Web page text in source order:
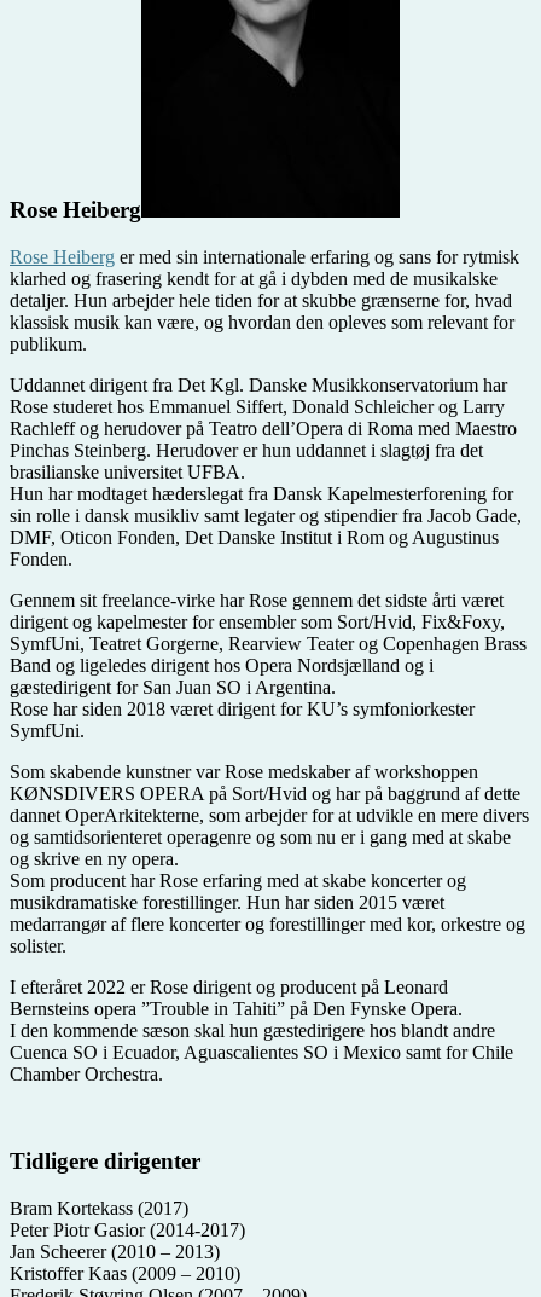
Rose Heiberg
Rose Heiberg er med sin internationale erfaring og sans for rytmisk
klarhed og frasering kendt for at gå i dybden med de musikalske
detaljer. Hun arbejder hele tiden for at skubbe grænserne for, hvad
klassisk musik kan være, og hvordan den opleves som relevant for
publikum.
Uddannet dirigent fra Det Kgl. Danske Musikkonservatorium har
Rose studeret hos Emmanuel Siffert, Donald Schleicher og Larry
Rachleff og herudover på Teatro dell’Opera di Roma med Maestro
Pinchas Steinberg. Herudover er hun uddannet i slagtøj fra det
brasilianske universitet UFBA.
Hun har modtaget hæderslegat fra Dansk Kapelmesterforening for
sin rolle i dansk musikliv samt legater og stipendier fra Jacob Gade,
DMF, Oticon Fonden, Det Danske Institut i Rom og Augustinus
Fonden.
Gennem sit freelance-virke har Rose gennem det sidste årti været
dirigent og kapelmester for ensembler som Sort/Hvid, Fix&Foxy,
SymfUni, Teatret Gorgerne, Rearview Teater og Copenhagen Brass
Band og ligeledes dirigent hos Opera Nordsjælland og i
gæstedirigent for San Juan SO i Argentina.
Rose har siden 2018 været dirigent for KU’s symfoniorkester
SymfUni.
Som skabende kunstner var Rose medskaber af workshoppen
KØNSDIVERS OPERA på Sort/Hvid og har på baggrund af dette
dannet OperArkitekterne, som arbejder for at udvikle en mere divers
og samtidsorienteret operagenre og som nu er i gang med at skabe
og skrive en ny opera.
Som producent har Rose erfaring med at skabe koncerter og
musikdramatiske forestillinger. Hun har siden 2015 været
medarrangør af flere koncerter og forestillinger med kor, orkestre og
solister.
I efteråret 2022 er Rose dirigent og producent på Leonard
Bernsteins opera ”Trouble in Tahiti” på Den Fynske Opera.
I den kommende sæson skal hun gæstedirigere hos blandt andre
Cuenca SO i Ecuador, Aguascalientes SO i Mexico samt for Chile
Chamber Orchestra.
Tidligere dirigenter
Bram Kortekass (2017)
Peter Piotr Gasior (2014-2017)
Jan Scheerer (2010 – 2013)
Kristoffer Kaas (2009 – 2010)